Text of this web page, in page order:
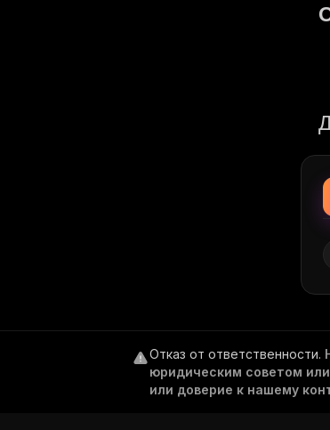
Отказ от ответственности.
юридическим советом
или доверие к нашему